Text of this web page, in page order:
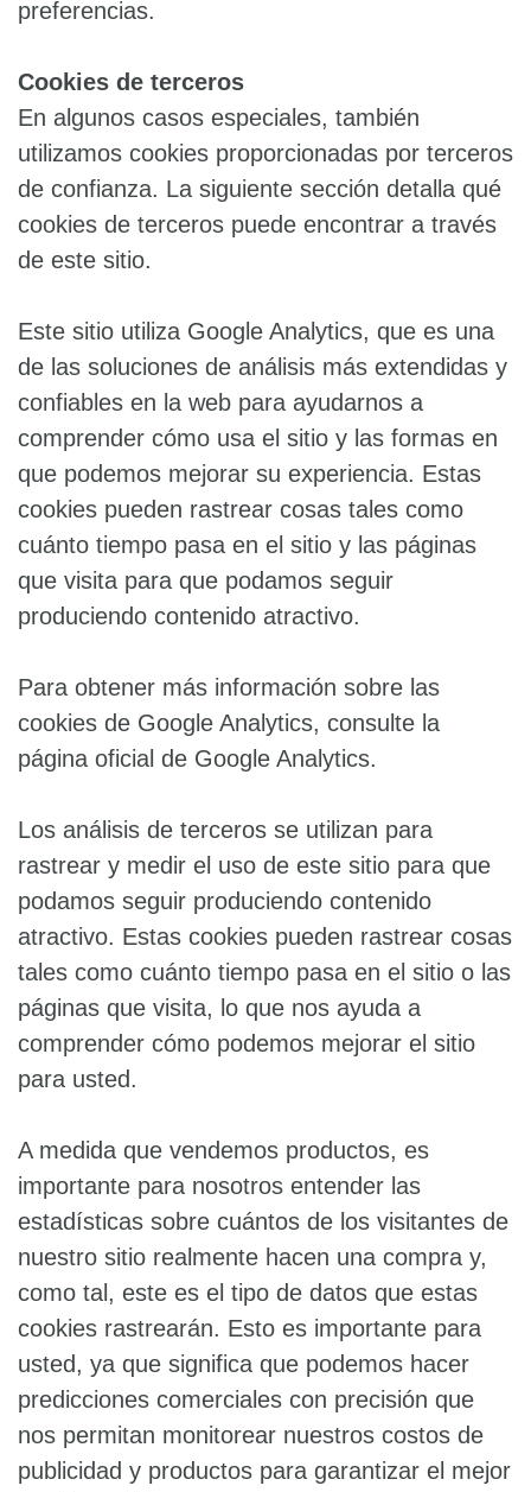
preferencias.
Cookies de terceros
En algunos casos especiales, también
utilizamos cookies proporcionadas por terceros
de confianza. La siguiente sección detalla qué
cookies de terceros puede encontrar a través
de este sitio.
Este sitio utiliza Google Analytics, que es una
de las soluciones de análisis más extendidas y
confiables en la web para ayudarnos a
comprender cómo usa el sitio y las formas en
que podemos mejorar su experiencia. Estas
cookies pueden rastrear cosas tales como
cuánto tiempo pasa en el sitio y las páginas
que visita para que podamos seguir
produciendo contenido atractivo.
Para obtener más información sobre las
cookies de Google Analytics, consulte la
página oficial de Google Analytics.
Los análisis de terceros se utilizan para
rastrear y medir el uso de este sitio para que
podamos seguir produciendo contenido
atractivo. Estas cookies pueden rastrear cosas
tales como cuánto tiempo pasa en el sitio o las
páginas que visita, lo que nos ayuda a
comprender cómo podemos mejorar el sitio
para usted.
A medida que vendemos productos, es
importante para nosotros entender las
estadísticas sobre cuántos de los visitantes de
nuestro sitio realmente hacen una compra y,
como tal, este es el tipo de datos que estas
cookies rastrearán. Esto es importante para
usted, ya que significa que podemos hacer
predicciones comerciales con precisión que
nos permitan monitorear nuestros costos de
publicidad y productos para garantizar el mejor